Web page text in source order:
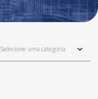
Selecione uma categoria